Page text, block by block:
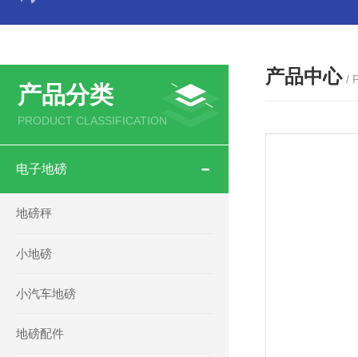
产品分类
PRODUCT CLASSIFICATION
电子地磅
地磅秤
小地磅
小汽车地磅
地磅配件
产品中心 /